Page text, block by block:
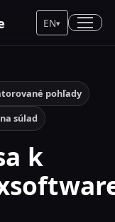
EN▾
pohľady
súlad
k